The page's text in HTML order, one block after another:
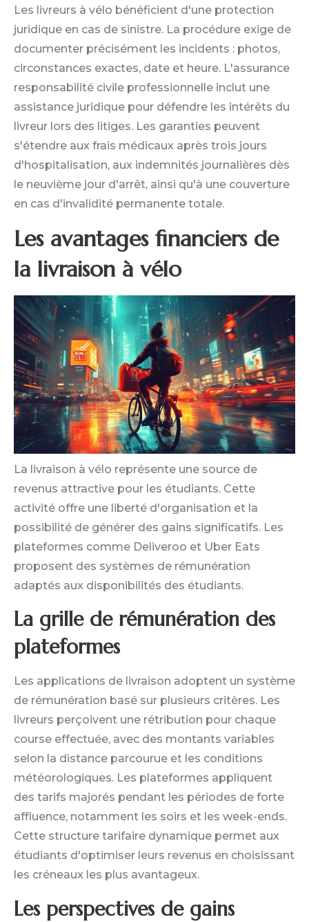
Les livreurs à vélo bénéficient d'une protection
juridique en cas de sinistre. La procédure exige de
documenter précisément les incidents : photos,
circonstances exactes, date et heure. L'assurance
responsabilité civile professionnelle inclut une
assistance juridique pour défendre les intérêts du
livreur lors des litiges. Les garanties peuvent
s'étendre aux frais médicaux après trois jours
d'hospitalisation, aux indemnités journalières dès
le neuvième jour d'arrêt, ainsi qu'à une couverture
en cas d'invalidité permanente totale.
Les avantages financiers de
la livraison à vélo
La livraison à vélo représente une source de
revenus attractive pour les étudiants. Cette
activité offre une liberté d'organisation et la
possibilité de générer des gains significatifs. Les
plateformes comme Deliveroo et Uber Eats
proposent des systèmes de rémunération
adaptés aux disponibilités des étudiants.
La grille de rémunération des
plateformes
Les applications de livraison adoptent un système
de rémunération basé sur plusieurs critères. Les
livreurs perçoivent une rétribution pour chaque
course effectuée, avec des montants variables
selon la distance parcourue et les conditions
météorologiques. Les plateformes appliquent
des tarifs majorés pendant les périodes de forte
affluence, notamment les soirs et les week-ends.
Cette structure tarifaire dynamique permet aux
étudiants d'optimiser leurs revenus en choisissant
les créneaux les plus avantageux.
Les perspectives de gains